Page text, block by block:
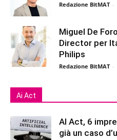
Redazione BitMAT -
Miguel De
Director per
Philips
Redazione BitMAT -
Ai Act
AI Act, 6
già un caso